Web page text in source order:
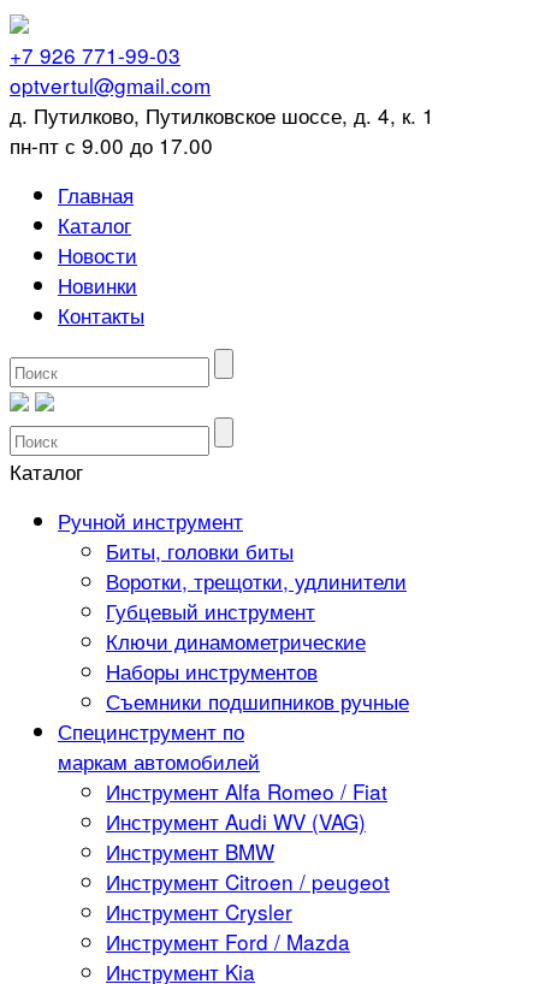
+7 926 771-99-03
optvertul@gmail.com
д. Путилково, Путилковское шоссе, д. 4, к. 1
пн-пт с 9.00 до 17.00
Главная
Каталог
Новости
Новинки
Контакты
Каталог
Ручной инструмент
Биты, головки биты
Воротки, трещотки, удлинители
Губцевый инструмент
Ключи динамометрические
Наборы инструментов
Съемники подшипников ручные
Специнструмент по
маркам автомобилей
Инструмент Alfa Romeo / Fiat
Инструмент Audi WV (VAG)
Инструмент BMW
Инструмент Citroen / peugeot
Инструмент Crysler
Инструмент Ford / Mazda
Инструмент Kia